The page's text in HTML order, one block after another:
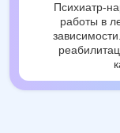
Психиатр-
работы в